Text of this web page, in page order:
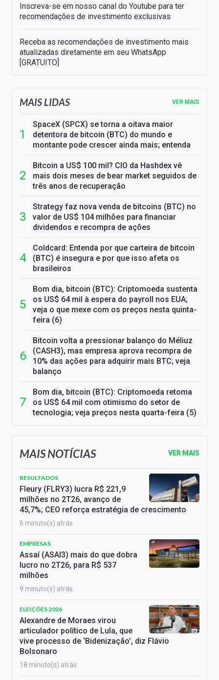
Inscreva-se em nosso canal do Youtube para ter
recomendações de investimento exclusivas
Receba as recomendações de investimento mais
atualizadas diretamente em seu WhatsApp
[GRATUITO]
MAIS LIDAS VER MAIS
SpaceX (SPCX) se torna a oitava maior
detentora de bitcoin (BTC) do mundo e
montante pode crescer ainda mais; entenda
Bitcoin a US$ 100 mil? CIO da Hashdex vê
mais dois meses de bear market seguidos de
três anos de recuperação
Strategy faz nova venda de bitcoins (BTC) no
valor de US$ 104 milhões para financiar
dividendos e recompra de ações
Coldcard: Entenda por que carteira de bitcoin
(BTC) é insegura e por que isso afeta os
brasileiros
Bom dia, bitcoin (BTC): Criptomoeda sustenta
os US$ 64 mil à espera do payroll nos EUA;
veja o que mexe com os preços nesta quinta-
feira (6)
Bitcoin volta a pressionar balanço do Méliuz
(CASH3), mas empresa aprova recompra de
10% das ações para adquirir mais BTC; veja
balanço
Bom dia, bitcoin (BTC): Criptomoeda retoma
os US$ 64 mil com otimismo do setor de
tecnologia; veja preços nesta quarta-feira (5)
MAIS NOTÍCIAS VER MAIS
RESULTADOS
Fleury (FLRY3) lucra R$ 221,9
milhões no 2T26, avanço de
45,7%; CEO reforça estratégia de crescimento
6 minuto(s) atrás
EMPRESAS
Assaí (ASAI3) mais do que dobra
lucro no 2T26, para R$ 537
milhões
9 minuto(s) atrás
ELEIÇÕES 2026
Alexandre de Moraes virou
articulador político de Lula, que
vive processo de ‘Bidenização’, diz Flávio
Bolsonaro
18 minuto(s) atrás